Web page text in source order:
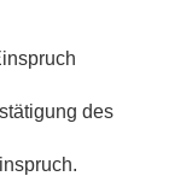
des